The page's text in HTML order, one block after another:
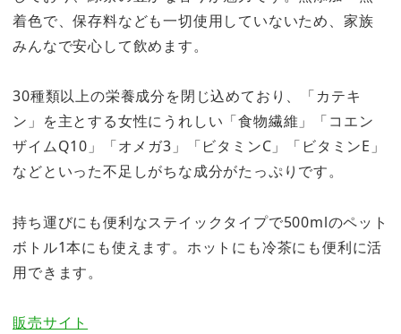
着色で、保存料なども一切使用していないため、家族
みんなで安心して飲めます。
30種類以上の栄養成分を閉じ込めており、「カテキ
ン」を主とする女性にうれしい「食物繊維」「コエン
ザイムQ10」「オメガ3」「ビタミンC」「ビタミンE」
などといった不足しがちな成分がたっぷりです。
持ち運びにも便利なステイックタイプで500mlのペット
ボトル1本にも使えます。ホットにも冷茶にも便利に活
用できます。
販売サイト